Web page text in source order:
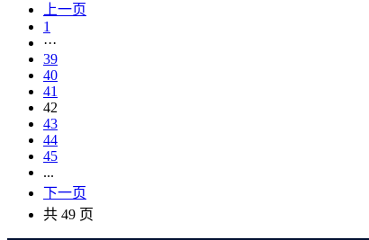
上一页
1
···
39
40
41
42
43
44
45
...
下一页
共 49 页